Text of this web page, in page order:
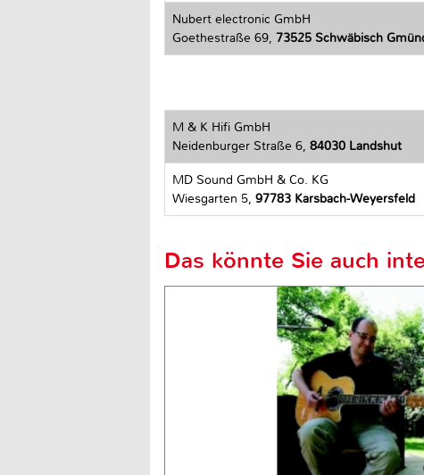
Nubert electronic GmbH
Goethestraße 69, 73525 Schwäbisch
M & K Hifi GmbH
Neidenburger Straße 6, 84030 Landshut
MD Sound GmbH & Co. KG
Wiesgarten 5, 97783 Karsbach-Weyersfeld
Das könnte Sie auch